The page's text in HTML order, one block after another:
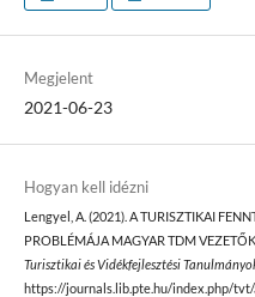
Megjelent
2021-06-23
Hogyan kell idézni
Lengyel, A. (2021). A TURISZTIKAI
PROBLÉMÁJA MAGYAR TDM
Turisztikai és Vidékfejlesztési
https://journals.lib.pte.hu/index.php/